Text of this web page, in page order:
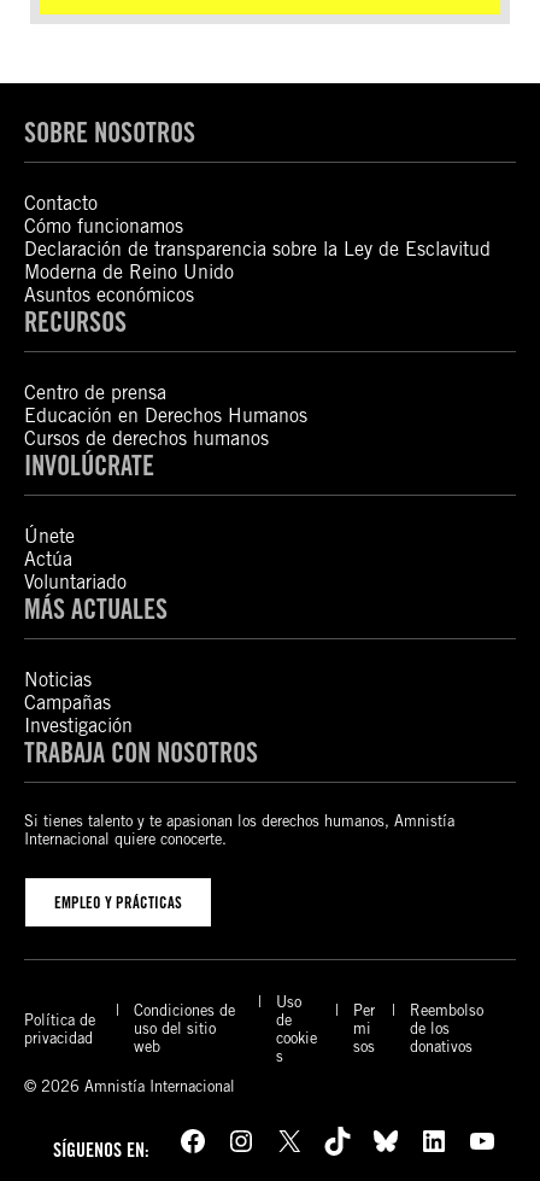
SOBRE NOSOTROS
Contacto
Cómo funcionamos
Declaración de transparencia sobre la Ley de Esclavitud
Moderna de Reino Unido
Asuntos económicos
RECURSOS
Centro de prensa
Educación en Derechos Humanos
Cursos de derechos humanos
INVOLÚCRATE
Únete
Actúa
Voluntariado
MÁS ACTUALES
Noticias
Campañas
Investigación
TRABAJA CON NOSOTROS
Si tienes talento y te apasionan los derechos humanos, Amnistía
Internacional quiere conocerte.
EMPLEO Y PRÁCTICAS
Política de
privacidad
Condiciones de
uso del sitio
web
Uso
de
cookie
s
Per
mi
sos
Reembolso
de los
donativos
© 2026 Amnistía Internacional
SÍGUENOS EN: Facebook Instagram X TikTok Bluesky LinkedIn YouTube